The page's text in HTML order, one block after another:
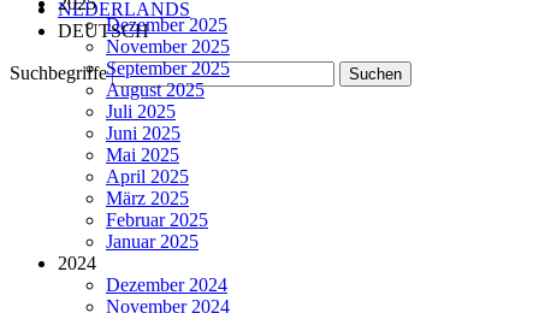
NEDERLANDS
DEUTSCH
Suchbegriffe
Dezember 2025
November 2025
September 2025
August 2025
Juli 2025
Juni 2025
Mai 2025
April 2025
März 2025
Februar 2025
Januar 2025
2024
Dezember 2024
November 2024